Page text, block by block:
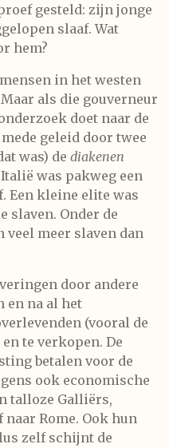
gesteld: zijn jonge
slaaf. Wat
hem?
in het westen
Maar als die gouverneur
doet naar de
geleid door twee
was) de diakenen
was pakweg een
Een kleine elite was
slaven. Onder de
veel meer slaven dan
door andere
en na al het
(vooral de
te verkopen. De
betalen voor de
ook economische
talloze Galliërs,
naar Rome. Ook hun
zelf schijnt de